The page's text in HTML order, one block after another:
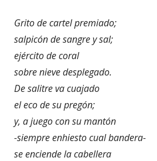
Grito de cartel premiado;
salpicón de sangre y sal;
ejército de coral
sobre nieve desplegado.
De salitre va cuajado
el eco de su pregón;
y, a juego con su mantón
-siempre enhiesto cual bandera-
se enciende la cabellera